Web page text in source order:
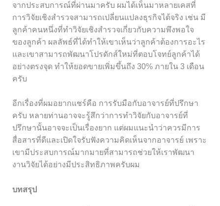
จากประสบการณ์ที่ผ่านมาครับ ผมได้เห็นมาหลายเคสที่
การวิจัยเชิงสำรวจสามารถเปลี่ยนแปลงธุรกิจได้จริง เช่น มี
ลูกค้าคนหนึ่งที่ทำวิจัยเชิงสำรวจเกี่ยวกับความพึงพอใจ
ของลูกค้า ผลลัพธ์ที่ได้ทำให้เขาเห็นว่าลูกค้าต้องการอะไร
และเขาสามารถพัฒนาโปรดักส์ใหม่ที่ตอบโจทย์ลูกค้าได้
อย่างตรงจุด ทำให้ยอดขายเพิ่มขึ้นถึง 30% ภายใน 3 เดือน
ครับ
อีกเรื่องที่ผมอยากแชร์คือ การรับมือกับอาจารย์ที่ปรึกษา
ครับ หลายท่านอาจจะรู้สึกว่าการทำวิจัยกับอาจารย์ที่
ปรึกษานั้นอาจจะเป็นเรื่องยาก แต่ผมแนะนำว่าควรมีการ
สื่อสารที่ดีและเปิดใจรับฟังความคิดเห็นจากอาจารย์ เพราะ
เขามีประสบการณ์มากมายที่สามารถช่วยให้เราพัฒนา
งานวิจัยได้อย่างมีประสิทธิภาพครับผม
บทสรุป